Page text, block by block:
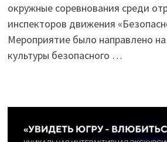
окружные соревнования среди
инспекторов движения
Мероприятие было направлено
культуры безопасного …